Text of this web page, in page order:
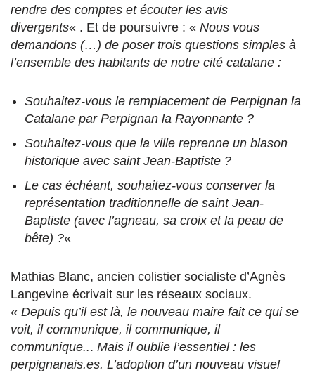
rendre des comptes et écouter les avis
divergents« . Et de poursuivre : « Nous vous
demandons (…) de poser trois questions simples à
l’ensemble des habitants de notre cité catalane :
Souhaitez-vous le remplacement de Perpignan la
Catalane par Perpignan la Rayonnante ?
Souhaitez-vous que la ville reprenne un blason
historique avec saint Jean-Baptiste ?
Le cas échéant, souhaitez-vous conserver la
représentation traditionnelle de saint Jean-
Baptiste (avec l’agneau, sa croix et la peau de
bête) ?«
Mathias Blanc, ancien colistier socialiste d’Agnès
Langevine écrivait sur les réseaux sociaux.
« Depuis qu’il est là, le nouveau maire fait ce qui se
voit, il communique, il communique, il
communique... Mais il oublie l’essentiel : les
perpignanais.es. L’adoption d’un nouveau visuel